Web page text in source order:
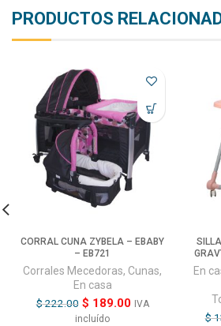
PRODUCTOS
CORRAL CUNA ZYBELA – EBABY
– EB721
Corrales Mecedoras, Cunas,
En casa
$222.00 $ 189.00 IVA
incluído
En
$